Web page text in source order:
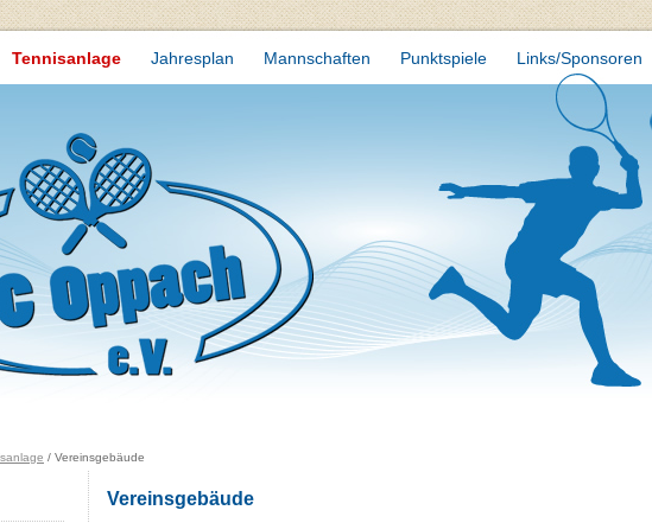
Tennisanlage Jahresplan Mannschaften Punktspiele Links/Sponsoren
/ Vereinsgebäude
Vereinsgebäude